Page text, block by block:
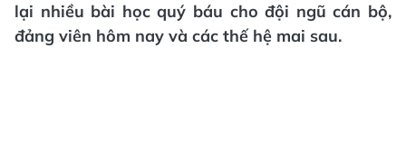
lại nhiều bài học quý báu cho đội ngũ cán bộ,
đảng viên hôm nay và các thế hệ mai sau.